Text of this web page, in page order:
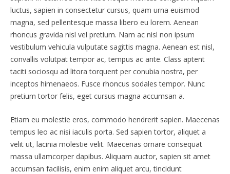
luctus, sapien in consectetur cursus, quam urna euismod
magna, sed pellentesque massa libero eu lorem. Aenean
rhoncus gravida nisl vel pretium. Nam ac nisl non ipsum
vestibulum vehicula vulputate sagittis magna. Aenean est nisl,
convallis volutpat tempor ac, tempus ac ante. Class aptent
taciti sociosqu ad litora torquent per conubia nostra, per
inceptos himenaeos. Fusce rhoncus sodales tempor. Nunc
pretium tortor felis, eget cursus magna accumsan a.
Etiam eu molestie eros, commodo hendrerit sapien. Maecenas
tempus leo ac nisi iaculis porta. Sed sapien tortor, aliquet a
velit ut, lacinia molestie velit. Maecenas ornare consequat
massa ullamcorper dapibus. Aliquam auctor, sapien sit amet
accumsan facilisis, enim enim aliquet arcu, tincidunt